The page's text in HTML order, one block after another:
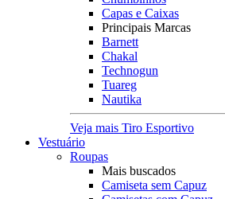
Capas e Caixas
Principais Marcas
Barnett
Chakal
Technogun
Tuareg
Nautika
Veja mais Tiro Esportivo
Vestuário
Roupas
Mais buscados
Camiseta sem Capuz